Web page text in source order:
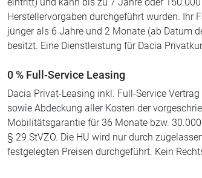
Herstellervorgaben durchgeführt wurden. Ihr
jünger als 6 Jahre und 2 Monate (ab Datum
besitzt. Eine Dienstleistung für Dacia
0 % Full-Service Leasing
Dacia Privat-Leasing inkl. Full-Service
sowie Abdeckung aller Kosten der
Mobilitätsgarantie für 36 Monate bzw.
§ 29 StVZO. Die HU wird nur durch
festgelegten Preisen durchgeführt. Kein